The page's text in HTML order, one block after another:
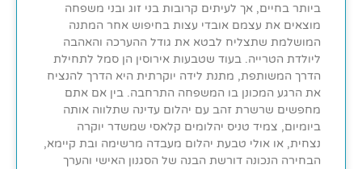
ביותר בחיים, אך לעיתים קרובות בני זוג ובני משפחה
מוצאים את עצמם אובדי עצות בחיפוש אחר המתנה
המושלמת שתצליח לבטא את גודל ההערכה והאהבה
ליולדת הטרייה. בעוד שטבעות אירוסין הן סמל לתחילת
הדרך המשותפת, מתנת לידה יוקרתית היא הדרך להנציח
את הרגע המכונן בו המשפחה התרחבה. בין אם אתם
מחפשים שרשרת זהב עם יהלום עדינה שתלווה אותה
ביומיום, צמיד טניס יהלומים קלאסי שמשדר יוקרה
נצחית, או אולי טבעת יהלום מעבדה מרשימה ובת קיימא,
הבחירה הנכונה דורשת הבנה של הסגנון האישי והערך